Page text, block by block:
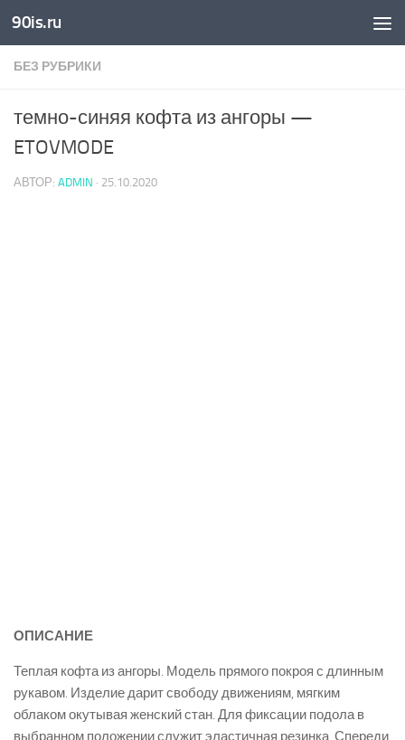
Skip to content
90is.ru
БЕЗ РУБРИКИ
темно-синяя кофта из ангоры —
ETOVMODE
АВТОР: ADMIN · 25.10.2020
ОПИСАНИЕ
Теплая кофта из ангоры. Модель прямого покроя с длинным
рукавом. Изделие дарит свободу движениям, мягким
облаком окутывая женский стан. Для фиксации подола в
выбранном положении служит эластичная резинка. Спереди